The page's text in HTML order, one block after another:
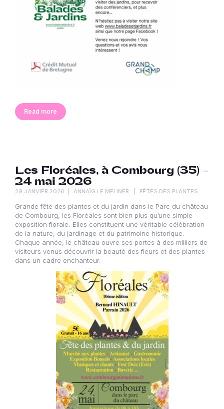
Read more
Les Floréales, à Combourg (35) –
24 mai 2026
29 JANVIER 2026 ANNAÏG LE MELINER FÊTES DES PLANTES
Grande fête des plantes et du jardin dans le Parc du château
de Combourg, les Floréales sont bien plus qu’une simple
exposition florale. Elles constituent une véritable célébration
de la nature, du jardinage et du patrimoine historique.
Chaque année, le château ouvre ses portes à des milliers de
visiteurs venus découvrir la beauté des fleurs et des plantes
dans un cadre enchanteur.